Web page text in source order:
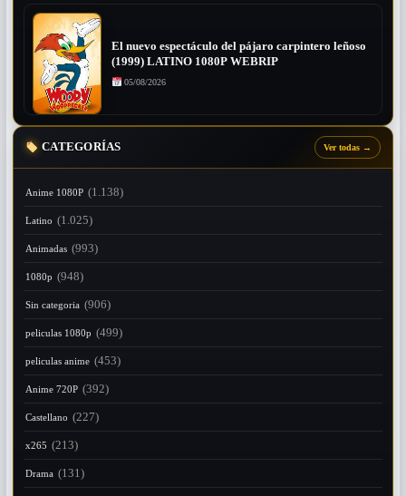
El nuevo espectáculo del pájaro carpintero leñoso
(1999) LATINO 1080P WEBRIP
05/08/2026
CATEGORÍAS Ver todas →
Anime 1080P (1.138)
Latino (1.025)
Animadas (993)
1080p (948)
Sin categoria (906)
peliculas 1080p (499)
peliculas anime (453)
Anime 720P (392)
Castellano (227)
x265 (213)
Drama (131)